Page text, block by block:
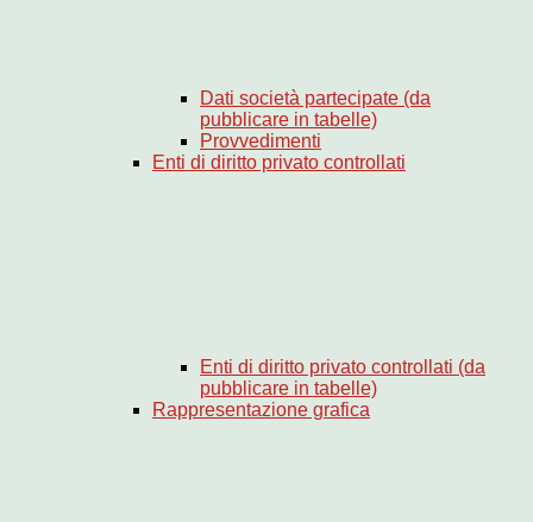
Dati società partecipate (da
pubblicare in tabelle)
Provvedimenti
Enti di diritto privato controllati
Enti di diritto privato controllati (da
pubblicare in tabelle)
Rappresentazione grafica